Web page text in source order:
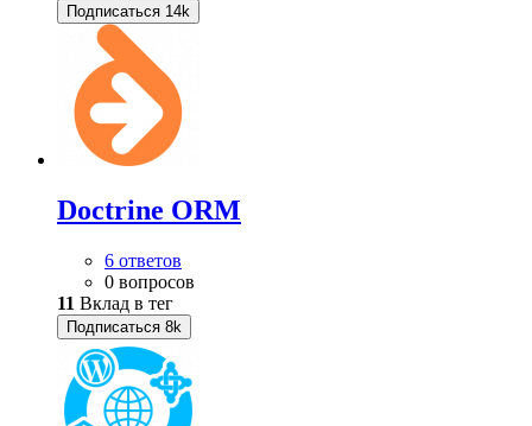
Подписаться 14k
Doctrine ORM
6 ответов
0 вопросов
11 Вклад в тег
Подписаться 8k